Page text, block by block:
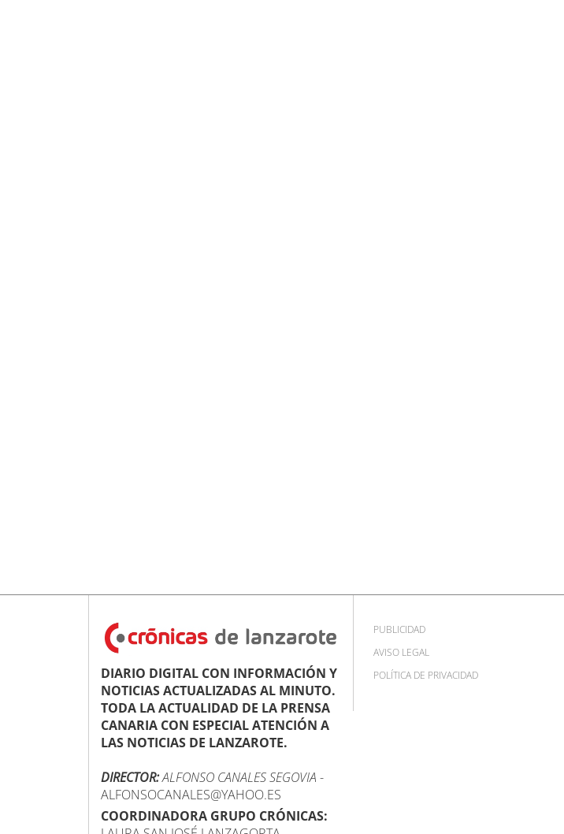
DIARIO DIGITAL CON INFORMACIÓN Y
NOTICIAS ACTUALIZADAS AL MINUTO.
TODA LA ACTUALIDAD DE LA PRENSA
CANARIA CON ESPECIAL ATENCIÓN A
LAS NOTICIAS DE LANZAROTE.
DIRECTOR:ALFONSO CANALES SEGOVIA -
ALFONSOCANALES@YAHOO.ES
COORDINADORA GRUPO CRÓNICAS:
PUBLICIDAD
AVISO LEGAL
POLÍTICA DE PRIVACIDAD